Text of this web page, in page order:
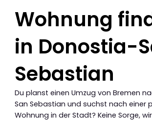
Wohnung
in Donostia-
Sebastian
Du planst einen Umzug von Bremen
San Sebastian und suchst nach einer
Wohnung in der Stadt? Keine Sorge,